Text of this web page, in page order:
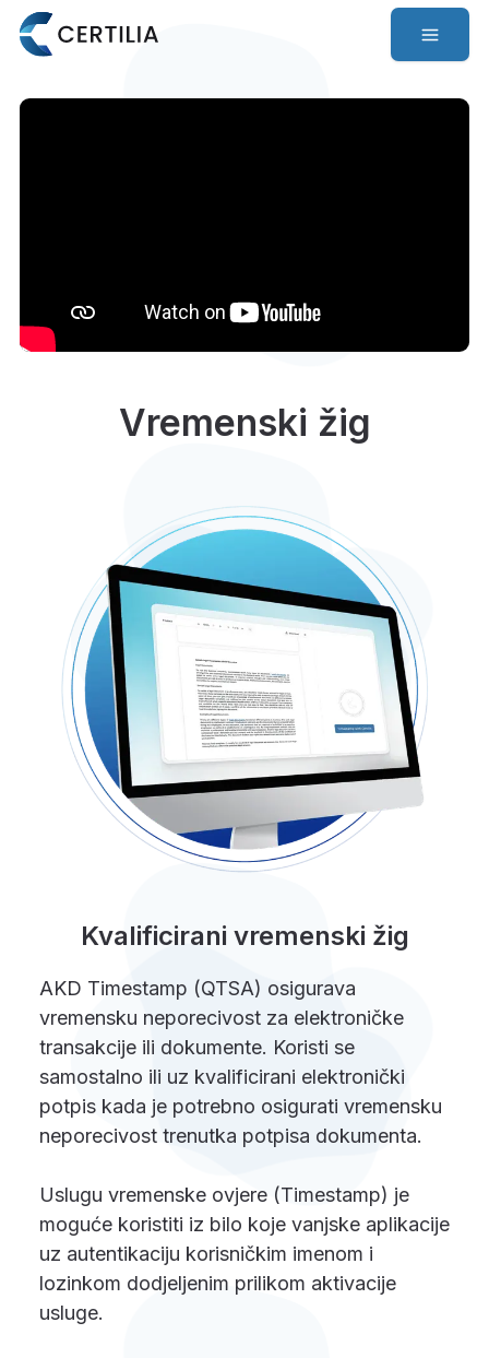
Vremenski žig
Kvalificirani vremenski žig
AKD Timestamp (QTSA) osigurava
vremensku neporecivost za elektroničke
transakcije ili dokumente. Koristi se
samostalno ili uz kvalificirani elektronički
potpis kada je potrebno osigurati vremensku
neporecivost trenutka potpisa dokumenta.
Uslugu vremenske ovjere (Timestamp) je
moguće koristiti iz bilo koje vanjske aplikacije
uz autentikaciju korisničkim imenom i
lozinkom dodjeljenim prilikom aktivacije
usluge.